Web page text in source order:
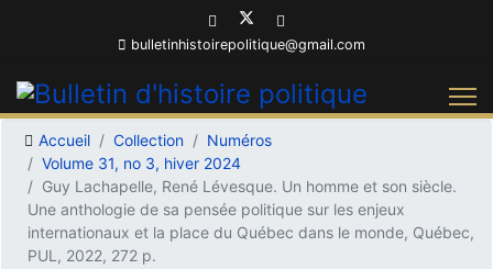
bulletinhistoirepolitique@gmail.com
Accueil Collection
Numéros
Volume 31, no 3, hiver 2024
Guy Lachapelle, René Lévesque. Un homme et son siècle.
Une anthologie de sa pensée politique sur les enjeux
internationaux et la place du Québec dans le monde, Québec,
PUL, 2022, 272 p.